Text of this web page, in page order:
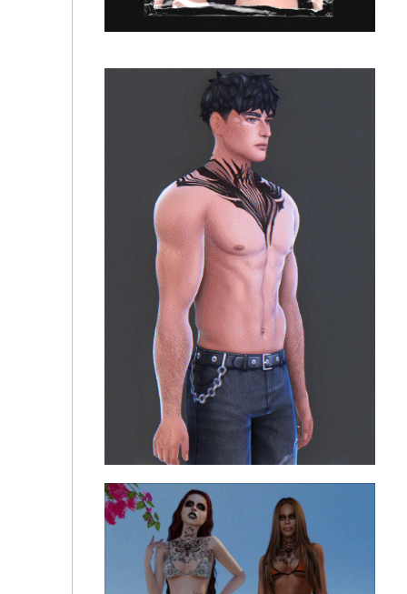
Cybersigilism Tattoo Pack
Тату [SIMS4] 04_ts4_HQ ☆ PL4YG1RL Tattoos